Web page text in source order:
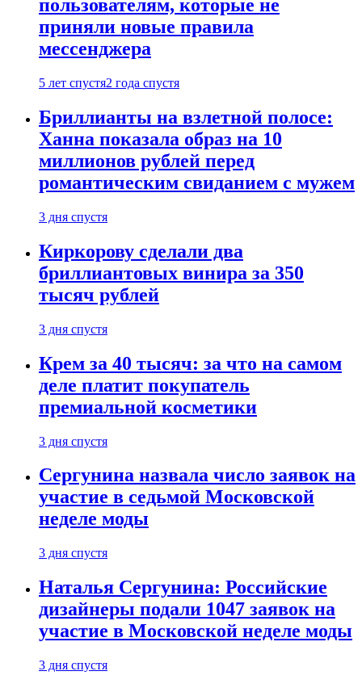
пользователям, которые не
приняли новые правила
мессенджера
5 лет спустя2 года спустя
Бриллианты на взлетной полосе:
Ханна показала образ на 10
миллионов рублей перед
романтическим свиданием с мужем
3 дня спустя
Киркорову сделали два
бриллиантовых винира за 350
тысяч рублей
3 дня спустя
Крем за 40 тысяч: за что на самом
деле платит покупатель
премиальной косметики
3 дня спустя
Сергунина назвала число заявок на
участие в седьмой Московской
неделе моды
3 дня спустя
Наталья Сергунина: Российские
дизайнеры подали 1047 заявок на
участие в Московской неделе моды
3 дня спустя